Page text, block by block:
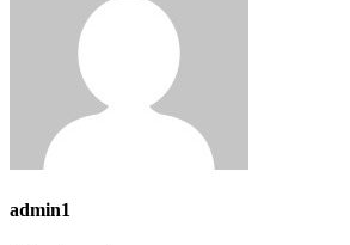
admin1